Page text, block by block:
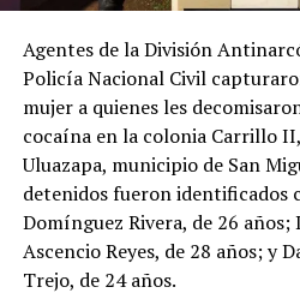
@PNCSV.
sido
víctima de
delito.
Agentes de la División
Policía Nacional Civil
mujer a quienes les
cocaína en la colonia Carrillo
Uluazapa, municipio de San
detenidos fueron identificados
Domínguez Rivera, de 26 años;
Ascencio Reyes, de 28 años; y
Trejo, de 24 años.